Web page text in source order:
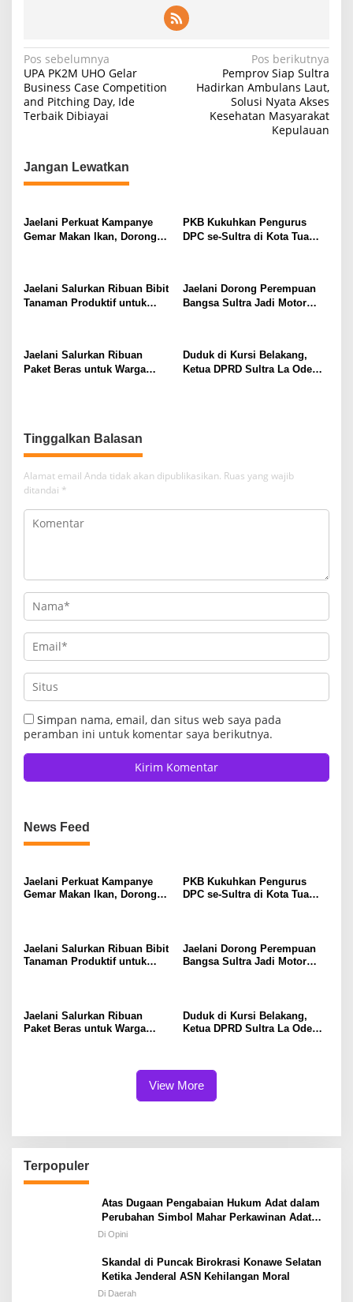
N
a
v
a
i
p
s
Pos sebelumnya
UPA PK2M UHO Gelar
Business Case Competition
and Pitching Day, Ide
Terbaik Dibiayai
Pos berikutnya
Pemprov Siap Sultra
Hadirkan Ambulans Laut,
Solusi Nyata Akses
Kesehatan Masyarakat
Kepulauan
Jangan Lewatkan
Jaelani Perkuat Kampanye
Gemar Makan Ikan, Dorong
PKB Kukuhkan Pengurus
DPC se-Sultra di Kota Tua
Jaelani Salurkan Ribuan Bibit
Tanaman Produktif untuk
Jaelani Dorong Perempuan
Bangsa Sultra Jadi Motor
Jaelani Salurkan Ribuan
Paket Beras untuk Warga
Duduk di Kursi Belakang,
Ketua DPRD Sultra La Ode
Tinggalkan Balasan
Alamat email Anda tidak akan dipublikasikan. Ruas yang wajib
ditandai *
Simpan nama, email, dan situs web saya pada
peramban ini untuk komentar saya berikutnya.
News Feed
Jaelani Perkuat Kampanye
Gemar Makan Ikan, Dorong
PKB Kukuhkan Pengurus
DPC se-Sultra di Kota Tua
Jaelani Salurkan Ribuan Bibit
Tanaman Produktif untuk
Jaelani Dorong Perempuan
Bangsa Sultra Jadi Motor
Jaelani Salurkan Ribuan
Paket Beras untuk Warga
Duduk di Kursi Belakang,
Ketua DPRD Sultra La Ode
View More
Terpopuler
Atas Dugaan Pengabaian Hukum Adat dalam
Perubahan Simbol Mahar Perkawinan Adat
Masyarakat Pulau Wawonii
Di Opini
Skandal di Puncak Birokrasi Konawe Selatan
Ketika Jenderal ASN Kehilangan Moral
Di Daerah